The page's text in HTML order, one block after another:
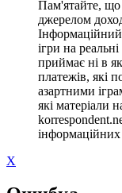
Пам'ятайте, що
джерелом
ігри на
приймає ні в
платежів, які
азартними
які матеріали
інформаційних
X